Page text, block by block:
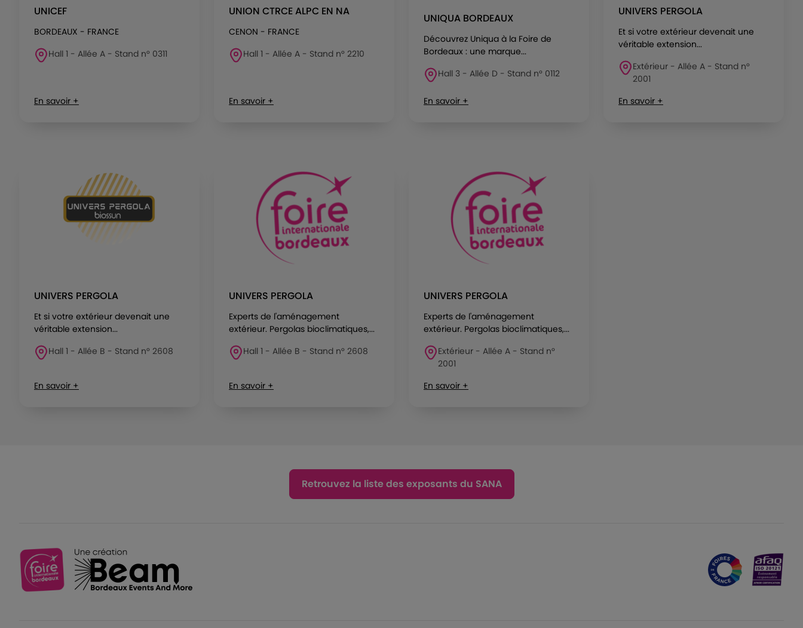
UNICEF
BORDEAUX - FRANCE
Hall 1 - Allée A - Stand n° 0311
En savoir +
UNION CTRCE ALPC EN NA
CENON - FRANCE
Hall 1 - Allée A - Stand n° 2210
En savoir +
UNIQUA BORDEAUX
Découvrez Uniqua à la Foire de
Bordeaux : une marque...
Hall 3 - Allée D - Stand n° 0112
En savoir +
UNIVERS PERGOLA
Et si votre extérieur devenait une
véritable extension...
Extérieur - Allée A - Stand n°
2001
En savoir +
UNIVERS PERGOLA
Et si votre extérieur devenait une
véritable extension...
Hall 1 - Allée B - Stand n° 2608
En savoir +
UNIVERS PERGOLA
Experts de l'aménagement
extérieur. Pergolas bioclimatiques,...
Hall 1 - Allée B - Stand n° 2608
En savoir +
UNIVERS PERGOLA
Experts de l'aménagement
extérieur. Pergolas bioclimatiques,...
Extérieur - Allée A - Stand n°
2001
En savoir +
Retrouvez la liste des exposants du SANA